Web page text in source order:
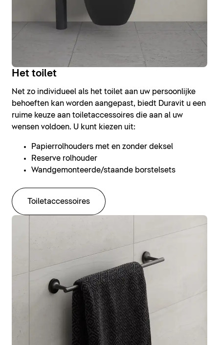
Het toilet
Net zo individueel als het toilet aan uw persoonlijke
behoeften kan worden aangepast, biedt Duravit u een
ruime keuze aan toiletaccessoires die aan al uw
wensen voldoen. U kunt kiezen uit:
Papierrolhouders met en zonder deksel
Reserve rolhouder
Wandgemonteerde/staande borstelsets
Toiletaccessoires